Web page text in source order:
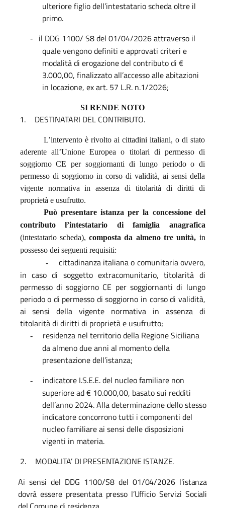
ulteriore figlio dell’intestatario scheda oltre il
primo.
-
il DDG 1100/ S8 del 01/04/2026 attraverso il
quale vengono definiti e approvati criteri e
modalità di erogazione del contributo di €
3.000,00, finalizzato all’accesso alle abitazioni
in locazione, ex art. 57 L.R. n.1/2026;
SI RENDE NOTO
1. DESTINATARI DEL CONTRIBUTO.
L’intervento è rivolto ai cittadini italiani, o di stato
aderente all’Unione Europea o titolari di permesso di
soggiorno CE per soggiornanti di lungo periodo o di
permesso di soggiorno in corso di validità, ai sensi della
vigente normativa in assenza di titolarità di diritti di
proprietà e usufrutto.
Può presentare istanza per la concessione del
contributo l’intestatario di famiglia anagrafica
(intestatario scheda),composta da almeno tre unità, in
possesso dei seguenti requisiti:
-
cittadinanza italiana o comunitaria ovvero,
in caso di soggetto extracomunitario, titolarità di
permesso di soggiorno CE per soggiornanti di lungo
periodo o di permesso di soggiorno in corso di validità,
ai sensi della vigente normativa in assenza di
titolarità di diritti di proprietà e usufrutto;
-
residenza nel territorio della Regione Siciliana
da almeno due anni al momento della
presentazione dell’istanza;
-
indicatore I.S.E.E. del nucleo familiare non
superiore ad € 10.000,00, basato sui redditi
dell’anno 2024. Alla determinazione dello stesso
indicatore concorrono tutti i componenti del
nucleo familiare ai sensi delle disposizioni
vigenti in materia.
2.
MODALITA’ DI PRESENTAZIONE ISTANZE.
Ai sensi del DDG 1100/S8 del 01/04/2026 l'istanza
dovrà essere presentata presso l’Ufficio Servizi Sociali